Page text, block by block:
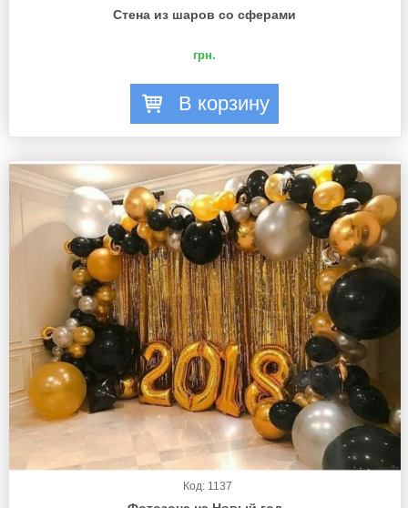
Стена из шаров со сферами
грн.
В корзину
Код: 1137